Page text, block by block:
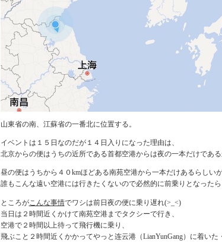
山東省の南、江蘇省の一番北に位置する。
イベントは１５日なのだが１４日入りになった理由は、
北京からの便はうちの近所である首都空港からは夜の一本だけである
昼の便はうちから４０kmほどある南苑空港から一本だけあるらしいが
誰もこんな遠い空港には行きたくないので必然的に前乗りとなったら
ところがこんな事情でワシは前日夜の便に乗り遅れ(>_<)
当日は２時間近くかけて南苑空港までタクシーで行き、
空港で２時間以上待って飛行機に乗り、
飛ぶこと２時間近くかかってやっと连云港（LianYunGang）に着いた